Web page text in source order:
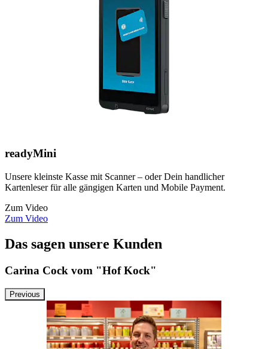
readyMini
Unsere kleinste Kasse mit Scanner – oder Dein handlicher
Kartenleser für alle gängigen Karten und Mobile Payment.
Zum Video
Zum Video
Das sagen unsere Kunden
Carina Cock vom "Hof Kock"
Previous